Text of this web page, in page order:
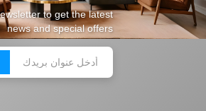
to get the latest
news and special offers